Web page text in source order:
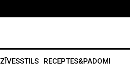
RECEPTES&PADOMI